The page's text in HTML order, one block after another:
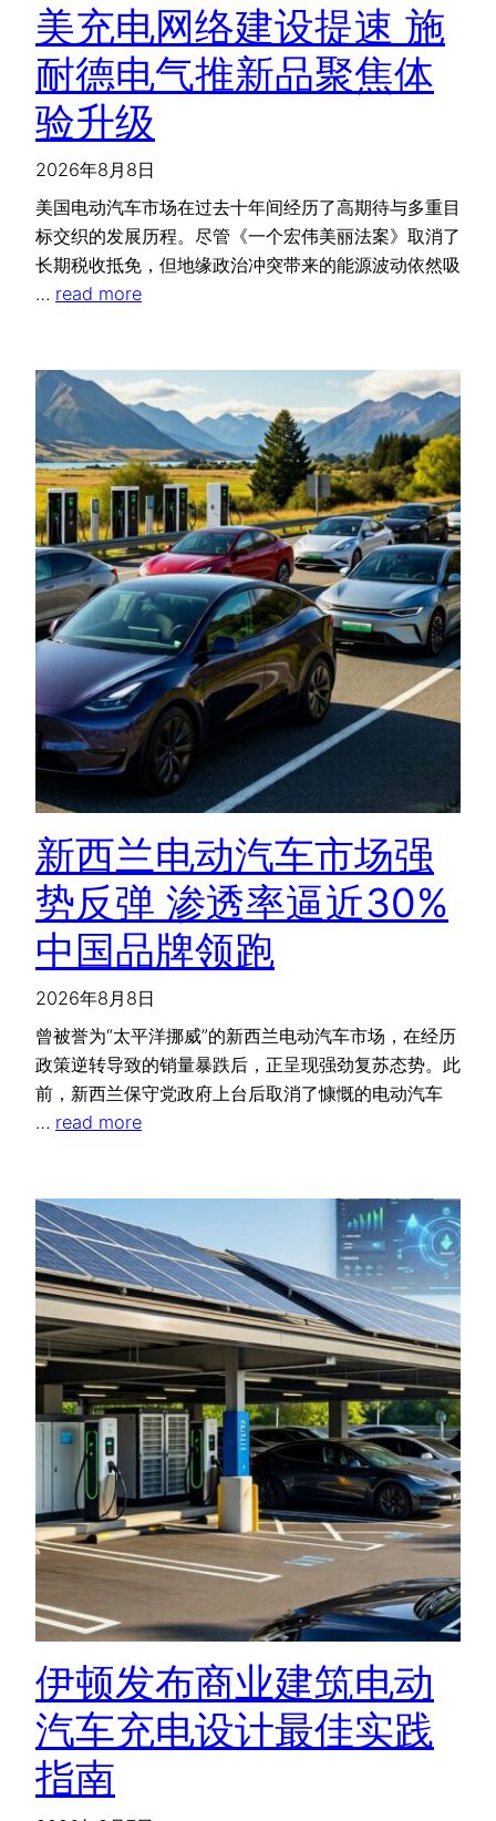
美充电网络建设提速 施
耐德电气推新品聚焦体
验升级
2026年8月8日
美国电动汽车市场在过去十年间经历了高期待与多重目
标交织的发展历程。尽管《一个宏伟美丽法案》取消了
长期税收抵免，但地缘政治冲突带来的能源波动依然吸
… read more
新西兰电动汽车市场强
势反弹 渗透率逼近30%
中国品牌领跑
2026年8月8日
曾被誉为“太平洋挪威”的新西兰电动汽车市场，在经历
政策逆转导致的销量暴跌后，正呈现强劲复苏态势。此
前，新西兰保守党政府上台后取消了慷慨的电动汽车
… read more
伊顿发布商业建筑电动
汽车充电设计最佳实践
指南